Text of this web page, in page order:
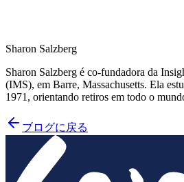
Sharon Salzberg
Sharon Salzberg é co-fundadora da
(IMS), em Barre, Massachusetts. Ela
1971, orientando retiros em todo o
ブログに戻る